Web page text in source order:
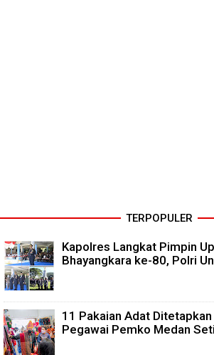
TERPOPULER
Kapolres Langkat Pimpin
Bhayangkara ke-80, Polri
11 Pakaian Adat
Pegawai Pemko Medan